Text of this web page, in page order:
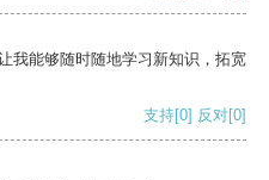
我能够随时随地学习新知识，拓宽
支持[0] 反对[0]